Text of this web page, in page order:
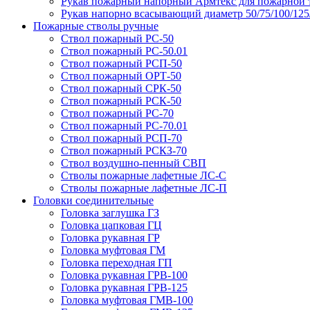
Рукав напорно всасывающий диаметр 50/75/100/
Пожарные стволы ручные
Ствол пожарный РС-50
Ствол пожарный РС-50.01
Ствол пожарный РСП-50
Ствол пожарный ОРТ-50
Ствол пожарный СРК-50
Ствол пожарный РСК-50
Ствол пожарный РС-70
Ствол пожарный РС-70.01
Ствол пожарный РСП-70
Ствол пожарный РСКЗ-70
Ствол воздушно-пенный СВП
Стволы пожарные лафетные ЛС-С
Стволы пожарные лафетные ЛС-П
Головки соединительные
Головка заглушка ГЗ
Головка цапковая ГЦ
Головка рукавная ГР
Головка муфтовая ГМ
Головка переходная ГП
Головка рукавная ГРВ-100
Головка рукавная ГРВ-125
Головка муфтовая ГМВ-100